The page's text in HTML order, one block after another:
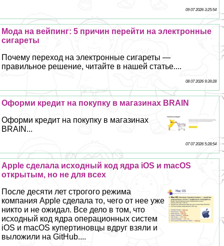
09 07 2026 3:25:54
Мода на вейпинг: 5 причин перейти на электронные
сигареты
Почему переход на электронные сигареты —
правильное решение, читайте в нашей статье....
08 07 2026 9:39:28
Оформи кредит на покупку в магазинах BRAIN
Оформи кредит на покупку в магазинах
BRAIN...
07 07 2026 5:28:54
Apple сделала исходный код ядра iOS и macOS
открытым, но не для всех
После десяти лет строгого режима
компания Apple сделала то, чего от нее уже
никто и не ожидал. Все дело в том, что
исходный код ядра операционных систем
iOS и macOS купертиновцы вдруг взяли и
выложили на GitHub....